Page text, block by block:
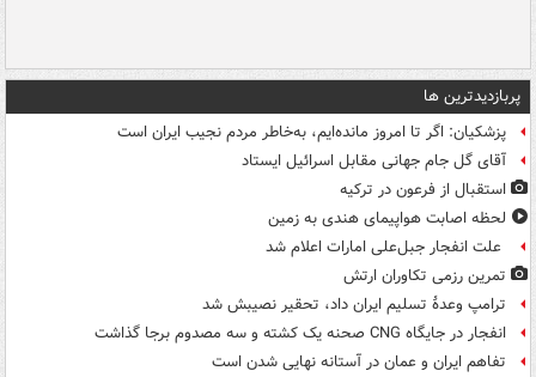
پربازدیدترین ها
پزشکیان: اگر تا امروز مانده‌ایم، به‌خاطر مردم نجیب ایران است
آقای گل جام جهانی مقابل اسرائیل ایستاد
استقبال از فرعون در ترکیه
لحظه اصابت هواپیمای هندی به زمین
علت انفجار جبل‌علی امارات اعلام شد
تمرین رزمی تکاوران ارتش
ترامپ وعدۀ تسلیم ایران داد، تحقیر نصیبش شد
انفجار در جایگاه CNG صحنه یک کشته و سه مصدوم برجا گذاشت
تفاهم ایران و عمان در آستانه نهایی شدن است